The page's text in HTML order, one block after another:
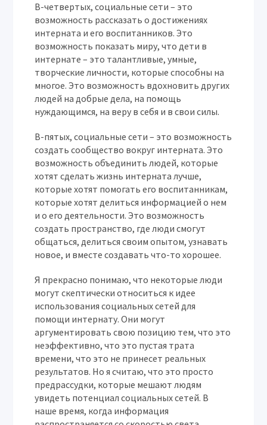
В-четвертых, социальные сети – это
возможность рассказать о достижениях
интерната и его воспитанников. Это
возможность показать миру, что дети в
интернате – это талантливые, умные,
творческие личности, которые способны на
многое. Это возможность вдохновить других
людей на добрые дела, на помощь
нуждающимся, на веру в себя и в свои силы.
В-пятых, социальные сети – это возможность
создать сообщество вокруг интерната. Это
возможность объединить людей, которые
хотят сделать жизнь интерната лучше,
которые хотят помогать его воспитанникам,
которые хотят делиться информацией о нем
и о его деятельности. Это возможность
создать пространство, где люди смогут
общаться, делиться своим опытом, узнавать
новое, и вместе создавать что-то хорошее.
Я прекрасно понимаю, что некоторые люди
могут скептически относиться к идее
использования социальных сетей для
помощи интернату. Они могут
аргументировать свою позицию тем, что это
неэффективно, что это пустая трата
времени, что это не принесет реальных
результатов. Но я считаю, что это просто
предрассудки, которые мешают людям
увидеть потенциал социальных сетей. В
наше время, когда информация